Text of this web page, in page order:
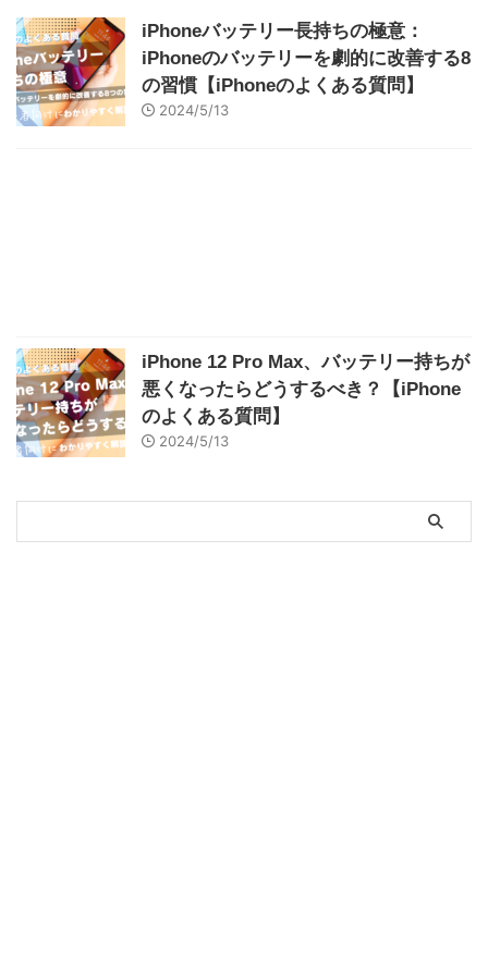
iPhoneバッテリー長持ちの極意：
iPhoneのバッテリーを劇的に改善する8
の習慣【iPhoneのよくある質問】
2024/5/13
iPhone 12 Pro Max、バッテリー持ちが
悪くなったらどうするべき？【iPhone
のよくある質問】
2024/5/13